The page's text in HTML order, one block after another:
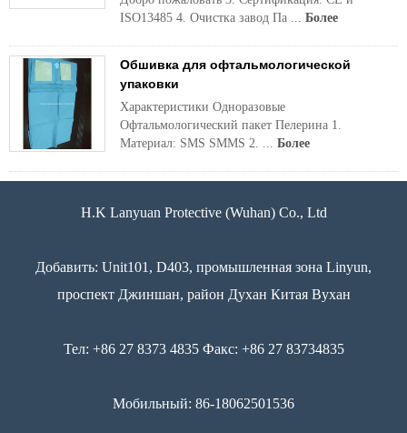
ISO13485 4. Очистка завод Па ... Более
Обшивка для офтальмологической
упаковки
Характеристики Одноразовые
Офтальмологический пакет Пелерина 1.
Материал: SMS SMMS 2. ... Более
H.K Lanyuan Protective (Wuhan) Co., Ltd
Добавить: Unit101, D403, промышленная зона Linyun,
проспект Джиншан, район Духан Китая Вухан
Тел: +86 27 8373 4835 Факс: +86 27 83734835
Мобильный: 86-18062501536